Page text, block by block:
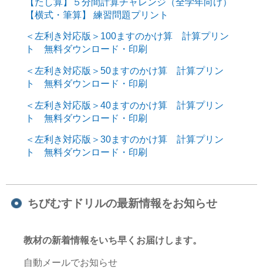
【横式・筆算】 練習問題プリント
＜左利き対応版＞100ますのかけ算 計算プリン
ト 無料ダウンロード・印刷
＜左利き対応版＞50ますのかけ算 計算プリン
ト 無料ダウンロード・印刷
＜左利き対応版＞40ますのかけ算 計算プリン
ト 無料ダウンロード・印刷
＜左利き対応版＞30ますのかけ算 計算プリン
ト 無料ダウンロード・印刷
ちびむすドリルの最新情報をお知らせ
教材の新着情報をいち早くお届けします。
自動メールでお知らせ